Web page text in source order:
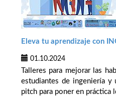
Eleva tu aprendizaje con
01.10.2024
Talleres para mejorar las
estudiantes de ingeniería y
pitch para poner en práctica